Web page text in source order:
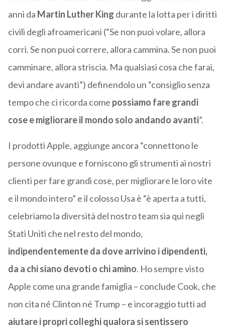
anni da Martin Luther King durante la lotta per i diritti
civili degli afroamericani (“Se non puoi volare, allora
corri. Se non puoi correre, allora cammina. Se non puoi
camminare, allora striscia. Ma qualsiasi cosa che farai,
devi andare avanti”) definendolo un “consiglio senza
tempo che ci ricorda come possiamo fare grandi
cose e migliorare il mondo solo andando avanti”.
I prodotti Apple, aggiunge ancora “connettono le
persone ovunque e forniscono gli strumenti ai nostri
clienti per fare grandi cose, per migliorare le loro vite
e il mondo intero” e il colosso Usa è “è aperta a tutti,
celebriamo la diversità del nostro team sia qui negli
Stati Uniti che nel resto del mondo,
indipendentemente da dove arrivino i dipendenti,
da a chi siano devoti o chi amino. Ho sempre visto
Apple come una grande famiglia – conclude Cook, che
non cita né Clinton né Trump – e incoraggio tutti ad
aiutare i propri colleghi qualora si sentissero